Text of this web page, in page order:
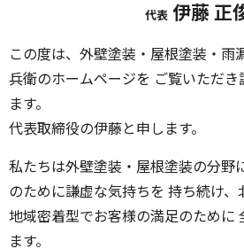
代表取締役の伊藤と申します。
私たちは外壁塗装・屋根塗装の分野
のために謙虚な気持ちを 持ち続け
地域密着型でお客様の満足のために
ます。
ペイント官兵衛ではアステックペイ
実績があり、価格・品質 にもこだわ
外壁塗装のNo.1ブランドだからこそ
適なご提案をさせて頂きます。